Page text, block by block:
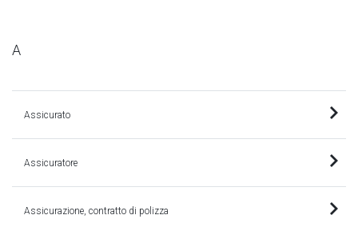
A
Assicurato
Assicuratore
Assicurazione, contratto di polizza